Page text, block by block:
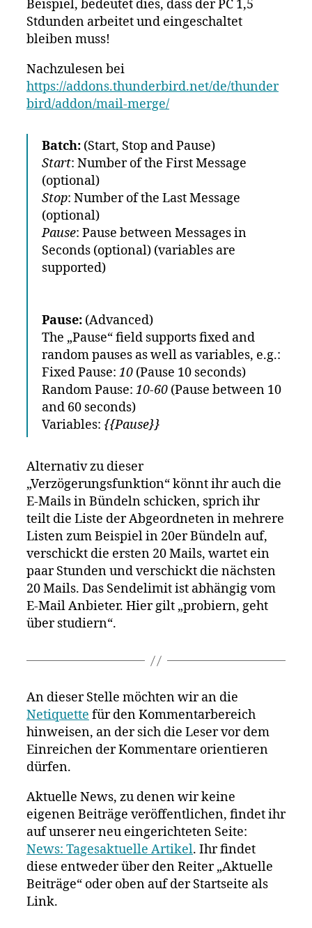
Beispiel, bedeutet dies, dass der PC 1,5
Stdunden arbeitet und eingeschaltet
bleiben muss!
Nachzulesen bei
https://addons.thunderbird.net/de/thunder
bird/addon/mail-merge/
Batch: (Start, Stop and Pause)
Start: Number of the First Message
(optional)
Stop: Number of the Last Message
(optional)
Pause: Pause between Messages in
Seconds (optional) (variables are
supported)
Pause: (Advanced)
The „Pause“ field supports fixed and
random pauses as well as variables, e.g.:
Fixed Pause: 10 (Pause 10 seconds)
Random Pause: 10-60 (Pause between 10
and 60 seconds)
Variables: {{Pause}}
Alternativ zu dieser
„Verzögerungsfunktion“ könnt ihr auch die
E-Mails in Bündeln schicken, sprich ihr
teilt die Liste der Abgeordneten in mehrere
Listen zum Beispiel in 20er Bündeln auf,
verschickt die ersten 20 Mails, wartet ein
paar Stunden und verschickt die nächsten
20 Mails. Das Sendelimit ist abhängig vom
E-Mail Anbieter. Hier gilt „probiern, geht
über studiern“.
An dieser Stelle möchten wir an die
Netiquette für den Kommentarbereich
hinweisen, an der sich die Leser vor dem
Einreichen der Kommentare orientieren
dürfen.
Aktuelle News, zu denen wir keine
eigenen Beiträge veröffentlichen, findet ihr
auf unserer neu eingerichteten Seite:
News: Tagesaktuelle Artikel. Ihr findet
diese entweder über den Reiter „Aktuelle
Beiträge“ oder oben auf der Startseite als
Link.